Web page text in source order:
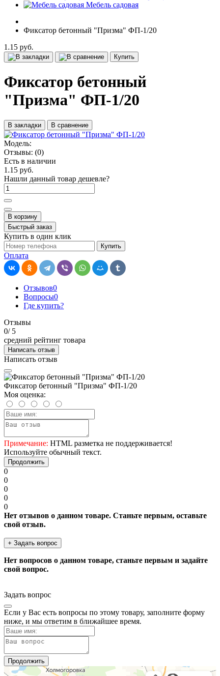
Мебель садовая
Фиксатор бетонный "Призма" ФП-1/20
1.15 руб.
Купить
Фиксатор бетонный
"Призма" ФП-1/20
В закладки В сравнение
Модель:
Отзывы: (0)
Есть в наличии
1.15 руб.
Нашли данный товар дешевле?
В корзину
Быстрый заказ
Купить в один клик
Купить
Оплата
Отзывов0
Вопросы0
Где купить?
Отзывы
0/ 5
средний рейтинг товара
Написать отзыв
Написать отзыв
Фиксатор бетонный "Призма" ФП-1/20
Моя оценка:
Примечание: HTML разметка не поддерживается!
Используйте обычный текст.
Продолжить
0
0
0
0
0
Нет отзывов о данном товаре. Станьте первым, оставьте
свой отзыв.
+ Задать вопрос
Нет вопросов о данном товаре, станьте первым и задайте
свой вопрос.
Задать вопрос
Если у Вас есть вопросы по этому товару, заполните форму
ниже, и мы ответим в ближайшее время.
Продолжить